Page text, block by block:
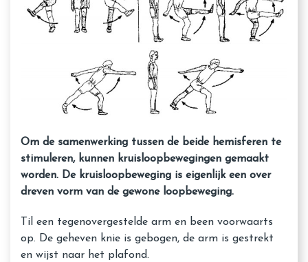
Om de samenwerking tussen de beide hemisferen te
stimuleren, kunnen kruisloopbewegingen gemaakt
worden. De kruisloopbeweging is eigenlijk een over
dreven vorm van de gewone loopbeweging.
Til een tegenovergestelde arm en been voorwaarts
op. De geheven knie is gebogen, de arm is gestrekt
en wijst naar het plafond.